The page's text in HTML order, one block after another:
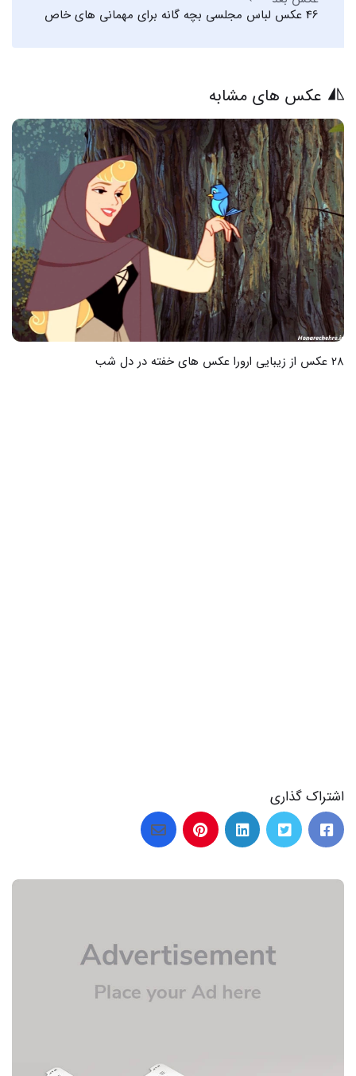
46 عکس لباس مجلسی بچه گانه برای مهمانی های خاص
عکس های مشابه
26 عکس از زیبایی جیسو در لحظاتی خاص
اشتراک گذاری